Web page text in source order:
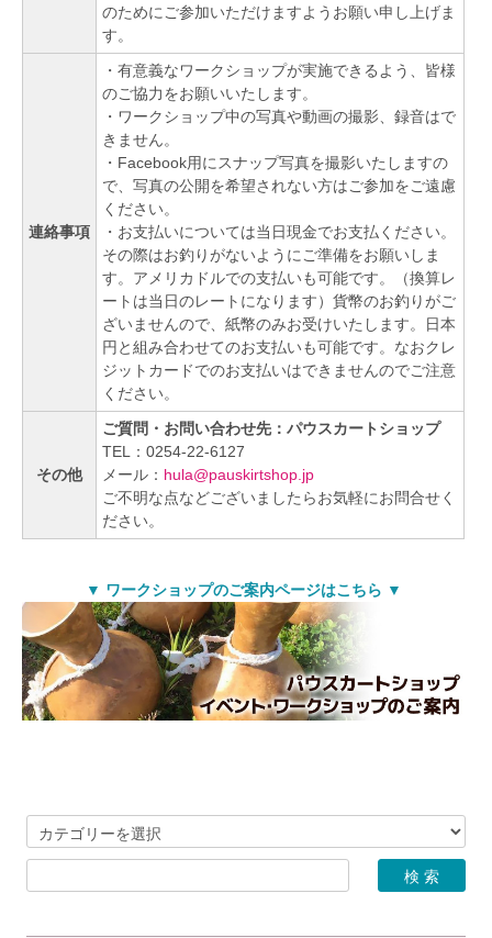
のためにご参加いただけますようお願い申し上げま
す。
連絡事項
・有意義なワークショップが実施できるよう、皆様
のご協力をお願いいたします。
・ワークショップ中の写真や動画の撮影、録音はで
きません。
・Facebook用にスナップ写真を撮影いたしますの
で、写真の公開を希望されない方はご参加をご遠慮
ください。
・お支払いについては当日現金でお支払ください。
その際はお釣りがないようにご準備をお願いしま
す。アメリカドルでの支払いも可能です。（換算レ
ートは当日のレートになります）貨幣のお釣りがご
ざいませんので、紙幣のみお受けいたします。日本
円と組み合わせてのお支払いも可能です。なおクレ
ジットカードでのお支払いはできませんのでご注意
ください。
その他
ご質問・お問い合わせ先：パウスカートショップ
TEL：0254-22-6127
メール： hula@pauskirtshop.jp
ご不明な点などございましたらお気軽にお問合せく
ださい。
▼ ワークショップのご案内ページはこちら ▼